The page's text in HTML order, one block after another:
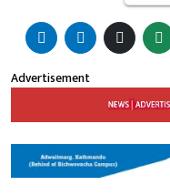
Advertisement